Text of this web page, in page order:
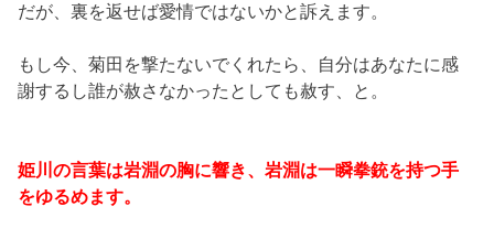
だが、裏を返せば愛情ではないかと訴えます。
もし今、菊田を撃たないでくれたら、自分はあなたに感
謝するし誰が赦さなかったとしても赦す、と。
姫川の言葉は岩淵の胸に響き、岩淵は一瞬拳銃を持つ手
をゆるめます。